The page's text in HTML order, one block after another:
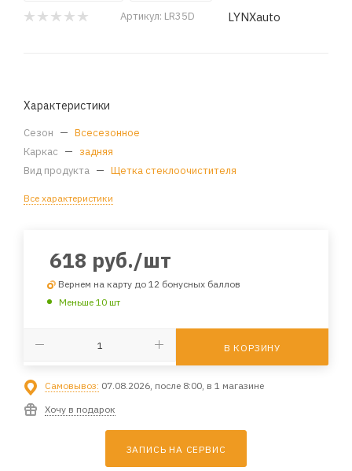
Артикул: LR35D LYNXauto
Характеристики
Сезон — Всесезонное
Каркас — задняя
Вид продукта — Щетка стеклоочистителя
Все характеристики
618 руб./шт
Вернем на карту до 12 бонусных баллов
Меньше 10 шт
В КОРЗИНУ
Самовывоз: 07.08.2026, после 8:00, в 1 магазине
Хочу в подарок
ЗАПИСЬ НА СЕРВИС